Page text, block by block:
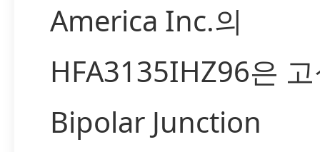
America Inc.의
HFA3135IHZ96은
Bipolar Junction